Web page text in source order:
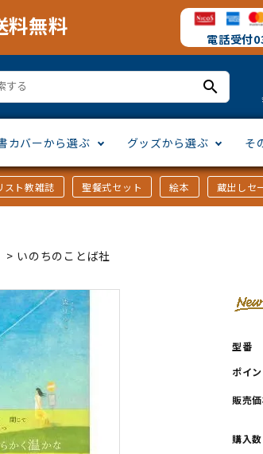
料無料 電話受
search
カバーから選ぶ グッズから選ぶ そ
スト教雑誌 聖餐式セット 絵本 蔵出しセ
> いのちのことば社
型番
ポイ
販売
購入数